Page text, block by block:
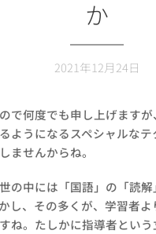
か
2021年12月24日
で何度でも申し上げます
ようになるスペシャルな
ませんからね。
の中には「国語」の「読
し、その多くが、学習者
ね。たしかに指導者とい